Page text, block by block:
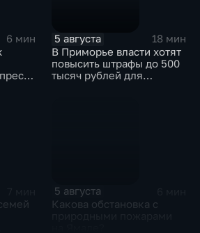
6 мин
5 августа
18 мин
В Приморье власти хотят
повысить штрафы до 500
тысяч рублей для
5 августа
Какова обстановка с